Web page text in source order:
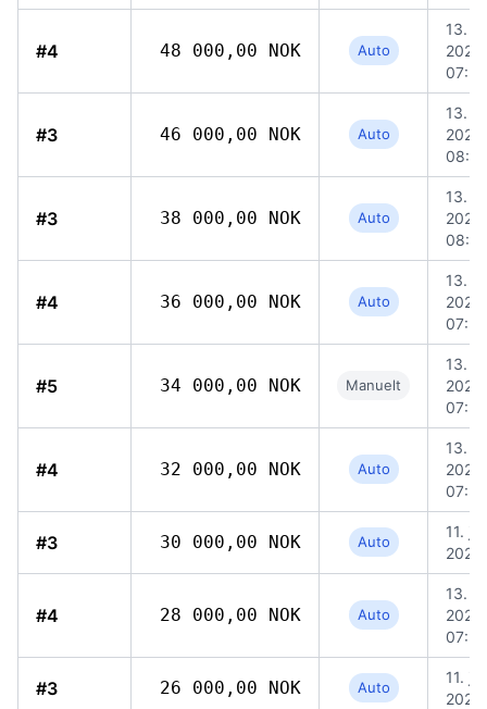
#4 48 000,00 NOK Auto
13.
2026,
07:20
#3 46 000,00 NOK Auto
13.
2026,
08:13
#3 38 000,00 NOK Auto
13.
2026,
08:13
#4 36 000,00 NOK Auto
13.
2026,
07:20
#5 34 000,00 NOK Manuelt
13.
2026,
07:53
#4 32 000,00 NOK Auto
13.
2026,
07:20
#3 30 000,00 NOK Auto
11. juli
#4 28 000,00 NOK Auto
13.
2026,
07:20
#3 26 000,00 NOK Auto
11. juli